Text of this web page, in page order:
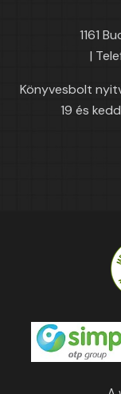
1161
|
Könyvesbolt
19 és